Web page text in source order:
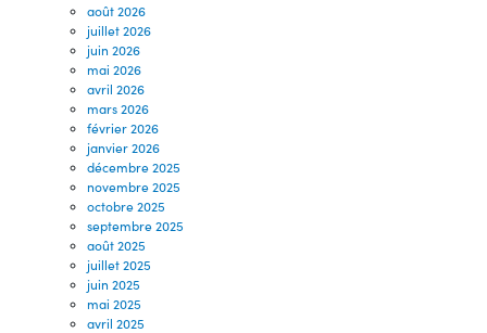
août 2026
juillet 2026
juin 2026
mai 2026
avril 2026
mars 2026
février 2026
janvier 2026
décembre 2025
novembre 2025
octobre 2025
septembre 2025
août 2025
juillet 2025
juin 2025
mai 2025
avril 2025